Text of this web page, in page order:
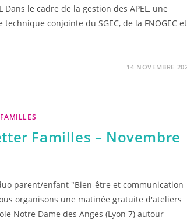
Dans le cadre de la gestion des APEL, une
technique conjointe du SGEC, de la FNOGEC et
14 NOVEMBRE
Familles – Novembre
parent/enfant "Bien-être et communication
organisons une matinée gratuite d'ateliers
Notre Dame des Anges (Lyon 7) autour